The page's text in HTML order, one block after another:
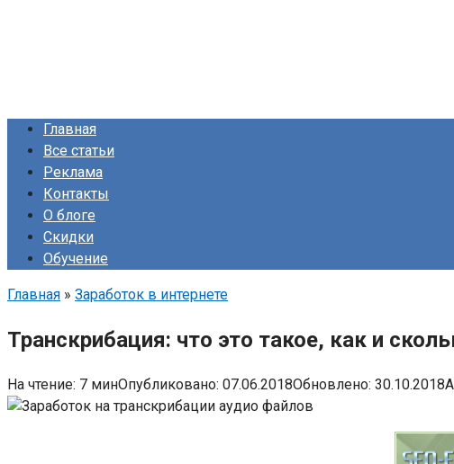
Главная
Все статьи
Реклама
Контакты
О блоге
Скидки
Обучение
Главная » Заработок в интернете
Транскрибация: что это такое, как и
На чтение: 7 минОпубликовано: 07.06.2018Обновлено: 30.10.2018